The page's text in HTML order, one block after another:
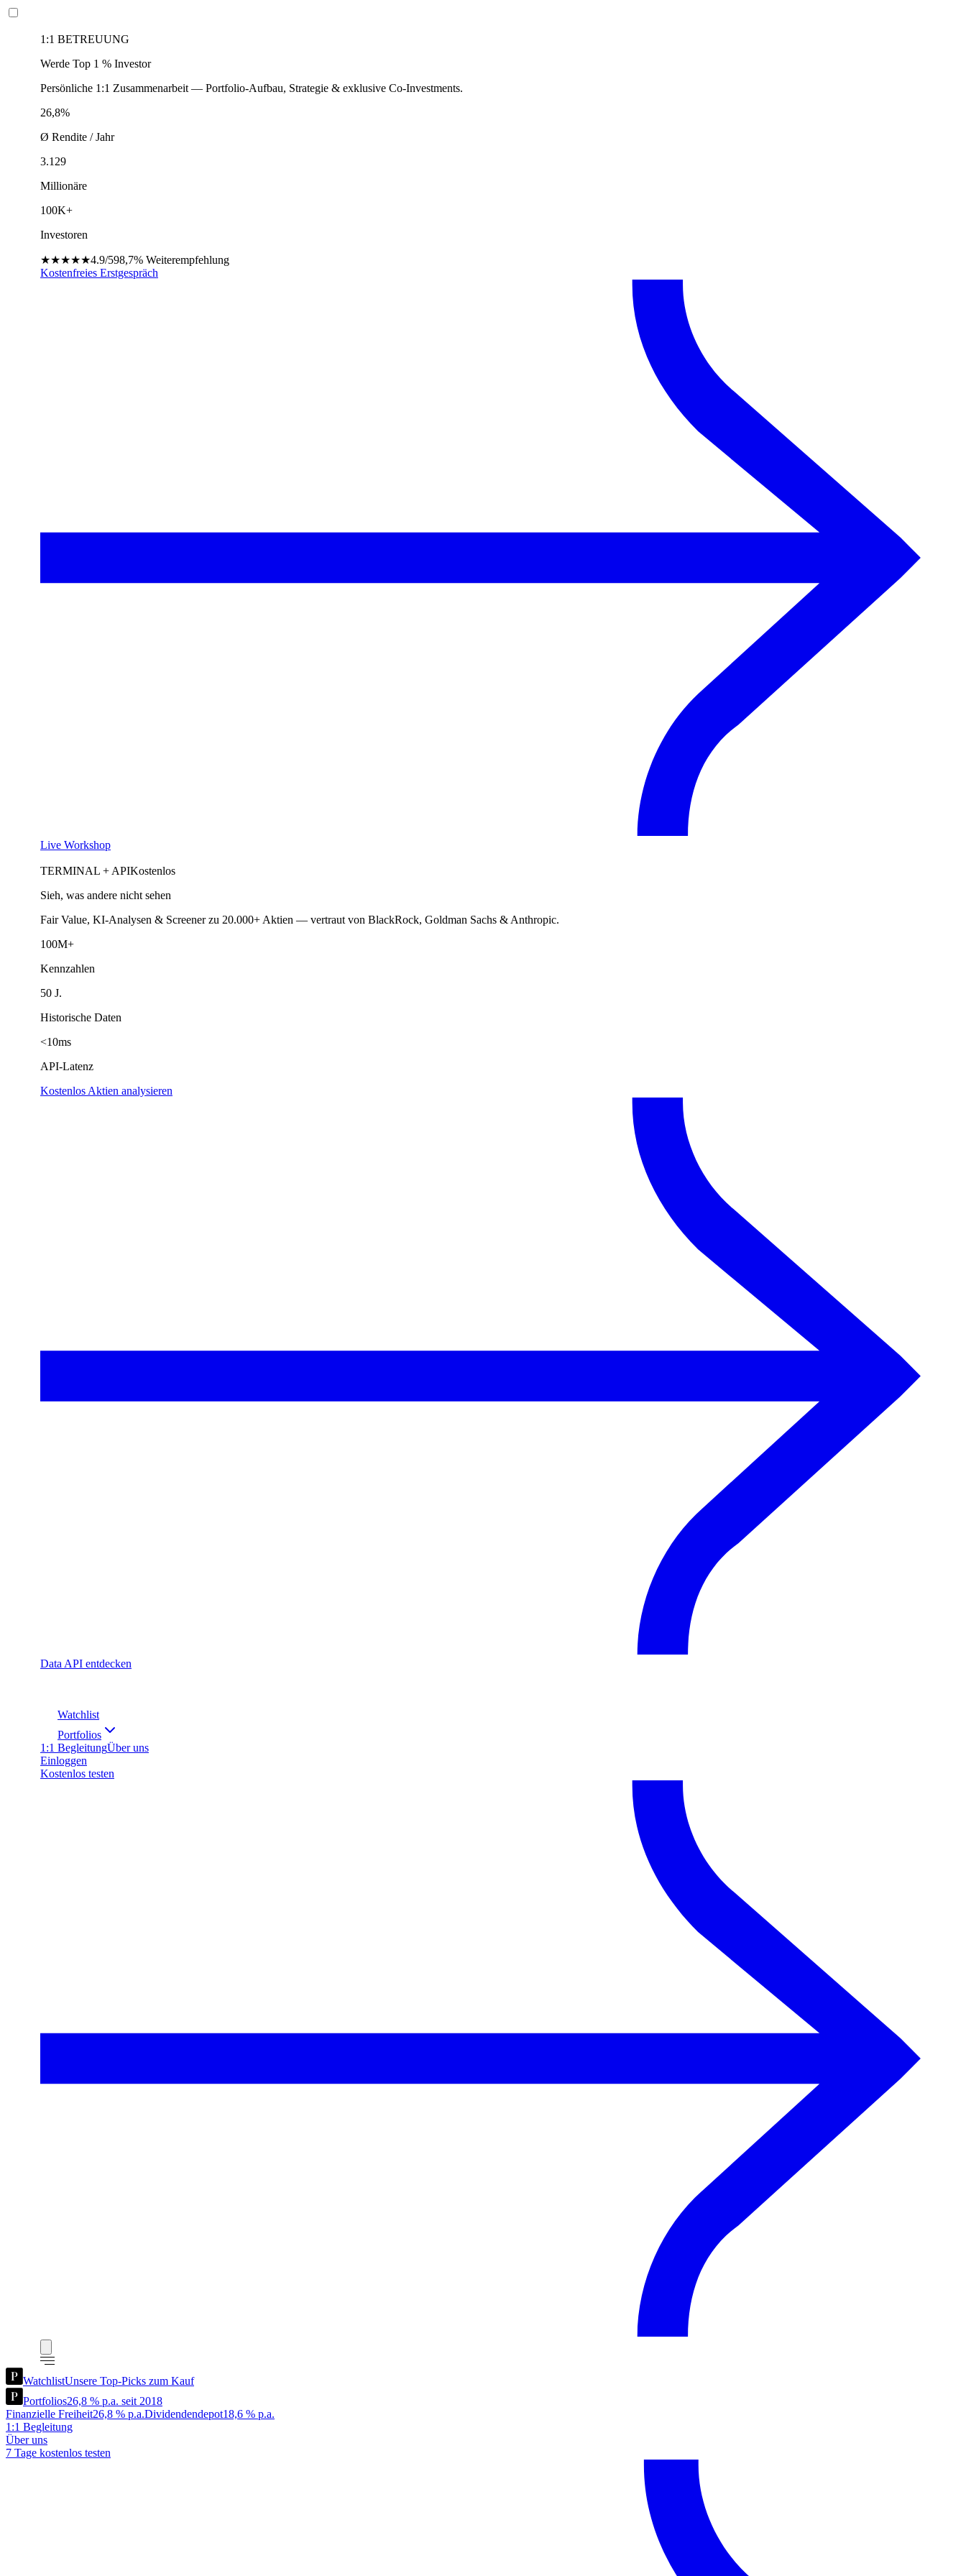
1:1 BETREUUNG
Werde Top 1 % Investor
Persönliche 1:1 Zusammenarbeit — Portfolio-Aufbau, Strategie & exklusive Co-Investments.
26,8%
Ø Rendite / Jahr
3.129
Millionäre
100K+
Investoren
★★★★★4.9/598,7% Weiterempfehlung
Kostenfreies Erstgespräch
Live Workshop
TERMINAL + APIKostenlos
Sieh, was andere nicht sehen
Fair Value, KI-Analysen & Screener zu 20.000+ Aktien — vertraut von BlackRock, Goldman Sachs & Anthropic.
100M+
Kennzahlen
50 J.
Historische Daten
<10ms
API-Latenz
Kostenlos Aktien analysieren
Data API entdecken
Watchlist
Portfolios
1:1 BegleitungÜber uns
Einloggen
Kostenlos testen
WatchlistUnsere Top-Picks zum Kauf
Portfolios26,8 % p.a. seit 2018
Finanzielle Freiheit26,8 % p.a.Dividendendepot18,6 % p.a.
1:1 Begleitung
Über uns
7 Tage kostenlos testen